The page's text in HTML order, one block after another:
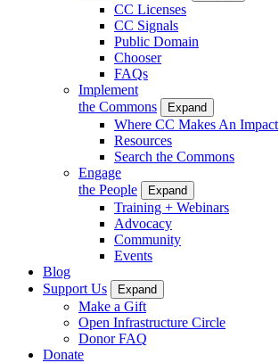
CC Licenses
CC Signals
Public Domain
Chooser
FAQs
Implement
the Commons
Expand
Where CC Makes An Impact
Resources
Search the Commons
Engage
the People
Expand
Training + Webinars
Advocacy
Community
Events
Blog
Support Us
Expand
Make a Gift
Open Infrastructure Circle
Donor FAQ
Donate